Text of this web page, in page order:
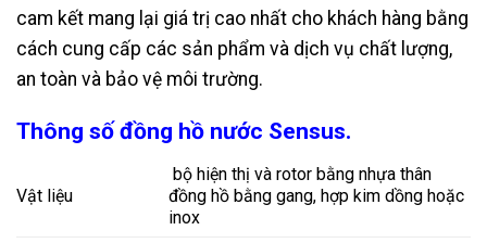
cam kết mang lại giá trị cao nhất cho khách hàng bằng
cách cung cấp các sản phẩm và dịch vụ chất lượng,
an toàn và bảo vệ môi trường.
Thông số đồng hồ nước Sensus.
Vật liệu
bộ hiện thị và rotor bằng nhựa thân
đồng hồ bằng gang, hợp kim dồng hoặc
inox